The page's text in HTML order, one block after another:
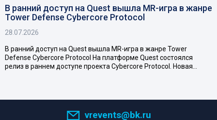
В ранний доступ на Quest вышла MR-игра в жанре
Tower Defense Cybercore Protocol
28.07.2026
В ранний доступ на Quest вышла MR-игра в жанре Tower
Defense Cybercore Protocol На платформе Quest состоялся
релиз в раннем доступе проекта Cybercore Protocol. Новая…
vrevents@bk.ru